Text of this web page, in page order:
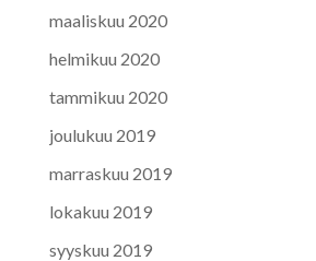
maaliskuu 2020
helmikuu 2020
tammikuu 2020
joulukuu 2019
marraskuu 2019
lokakuu 2019
syyskuu 2019